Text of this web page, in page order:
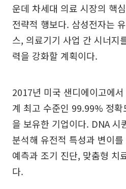
운데 차세대 의료 시장의 핵
전략적 행보다. 삼성전자는
스, 의료기기 사업 간 시너지
력을 강화할 계획이다.
2017년 미국 샌디에이고에
계 최고 수준인 99.99% 정
을 보유한 기업이다. DNA 시
분석해 유전적 특성과 변이
예측과 조기 진단, 맞춤형 치
다.